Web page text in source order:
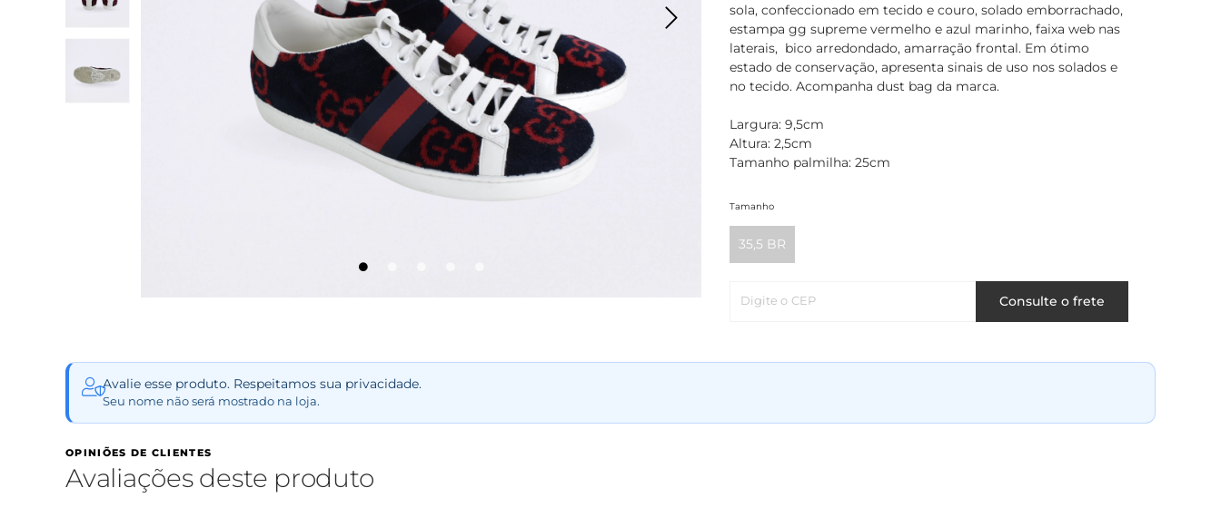
sola, confeccionado em tecido e couro, solado emborrachado,
estampa gg supreme vermelho e azul marinho, faixa web nas
laterais, bico arredondado, amarração frontal. Em ótimo
estado de conservação, apresenta sinais de uso nos solados e
no tecido. Acompanha dust bag da marca.
Largura: 9,5cm
Altura: 2,5cm
Tamanho palmilha: 25cm
Tamanho
35,5 BR
Digite o CEP Consulte o frete
Avalie esse produto. Respeitamos sua privacidade.
Seu nome não será mostrado na loja.
OPINIÕES DE CLIENTES
Avaliações deste produto